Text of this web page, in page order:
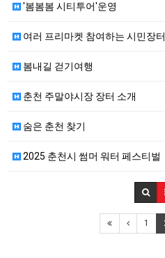
'봄봄봄 시티투어'운영
여러 프리마켓 참여하는 시민장터,
봄내길 걷기여행
춘천 주말야시장 장터 소개
숨은 춘천 찾기
2025 춘천시 썸머 워터 페스티벌
1